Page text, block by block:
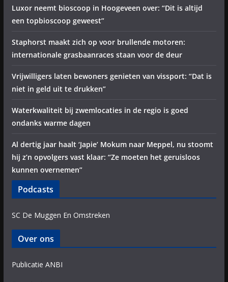
Luxor neemt bioscoop in Hoogeveen over: “Dit is altijd
een topbioscoop geweest”
Staphorst maakt zich op voor brullende motoren:
internationale grasbaanraces staan voor de deur
Vrijwilligers laten bewoners genieten van vissport: “Dat is
niet in geld uit te drukken”
Waterkwaliteit bij zwemlocaties in de regio is goed
ondanks warme dagen
Al dertig jaar haalt ‘Japie’ Mokum naar Meppel, nu stoomt
hij z’n opvolgers vast klaar: “Ze moeten het geruisloos
kunnen overnemen”
Podcasts
SC De Muggen En Omstreken
Over ons
Publicatie ANBI